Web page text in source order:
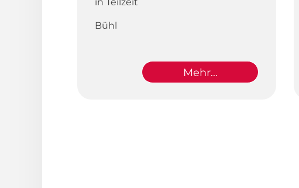
Bühl
Mehr...